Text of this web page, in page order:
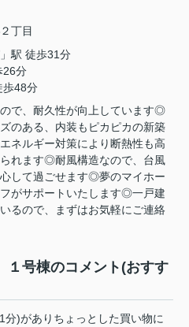
２丁目
」駅 徒歩31分
26分
歩48分
で、耐久性が向上しています◎
のある、内装もピカピカの新築
ネルギー対策により断熱性も高
れます◎耐風構造なので、台風
して過ごせます◎夢のマイホー
がサポートいたします◎一戸建
るので、まずはお気軽にご連絡
号棟のコメント(おすす
)がありちょっとした買い物に